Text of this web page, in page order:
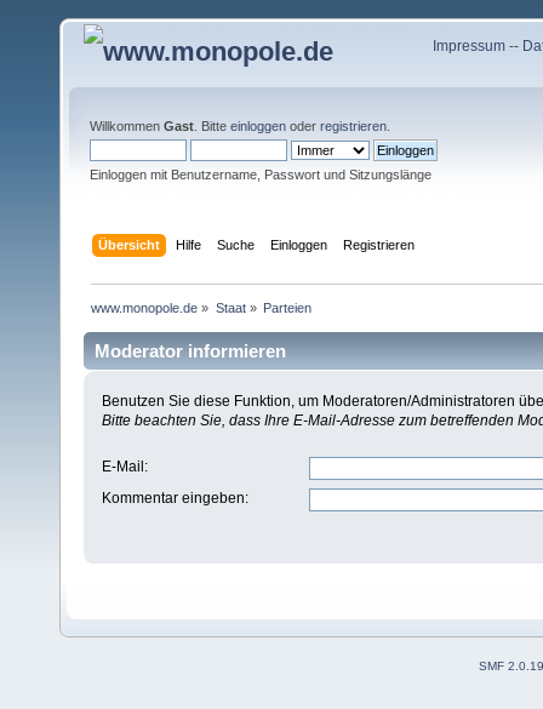
Impressum--
Willkommen Gast . Bitte einloggen oder registrieren
Einloggen mit Benutzername, Passwort und Sitzungslänge
Übersicht Hilfe Suche Einloggen Registrieren
www.monopole.de » Staat» Parteien
Moderator informieren
Benutzen Sie diese Funktion, um Moderatoren/Administratoren
Bitte beachten Sie, dass Ihre E-Mail-Adresse zum betreffenden
E-Mail :
Kommentar eingeben:
SMF 2.0.19